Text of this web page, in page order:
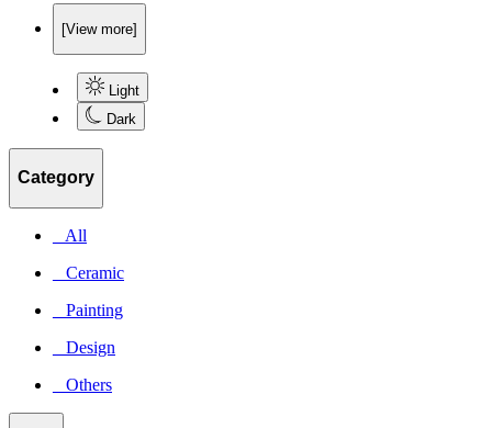
[View more]
Light
Dark
Category
_ All
_ Ceramic
_ Painting
_ Design
_ Others